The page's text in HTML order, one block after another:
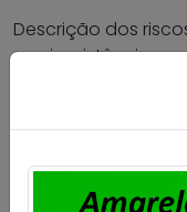
Descrição dos
sua inexistência;
acordo com as
Segurança e